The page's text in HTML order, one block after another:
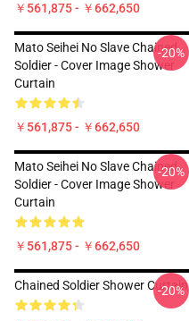
￥561,875 - ￥662,650
Mato Seihei No Slave Chained
Soldier - Cover Image Shower
Curtain
￥561,875 - ￥662,650
-20%
Mato Seihei No Slave Chained
Soldier - Cover Image Shower
Curtain
￥561,875 - ￥662,650
-20%
Chained Soldier Shower Curtain
-20%